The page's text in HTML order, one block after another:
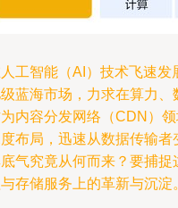
工智能（AI）技术飞速
蓝海市场，力求在算力
内容分发网络（CDN）
布局，迅速从数据传输
气究竟从何而来？要捕
存储服务上的革新与沉淀